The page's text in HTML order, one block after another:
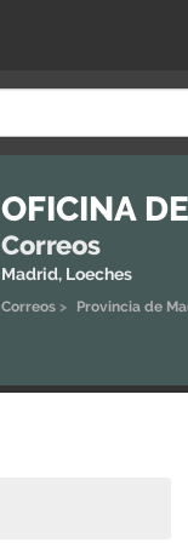
OFICINA
Correos
Madrid, Loeches
Correos > Provincia de